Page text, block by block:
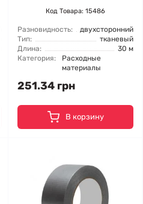
Код Товара: 15486
Разновидность:
двухсторонний
Тип:
тканевый
Длина:
30 м
Категория:
Расходные
материалы
251.34 грн
В корзину